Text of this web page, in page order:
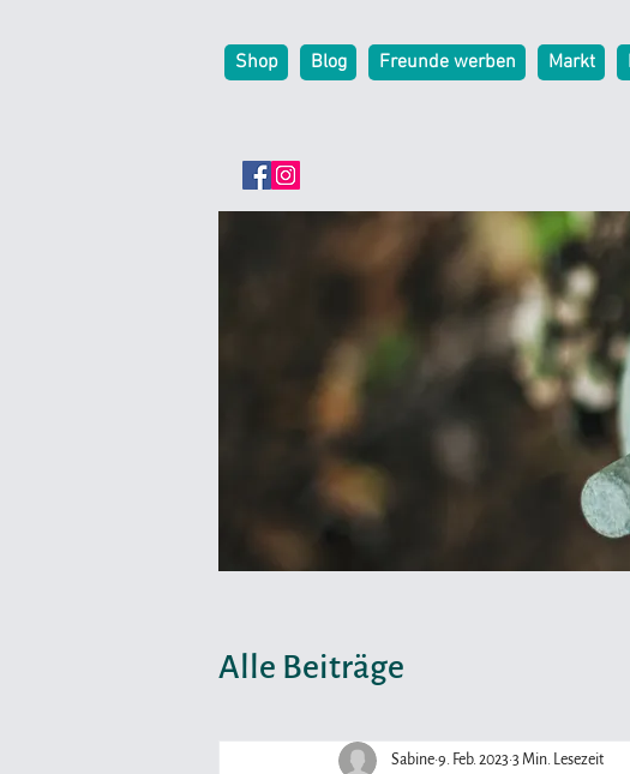
Shop Blog Freunde werben Markt
Alle Beiträge
Sabine 9. Feb. 2023 3 Min. Lesezeit